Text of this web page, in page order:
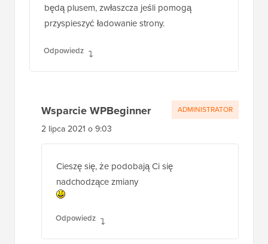
będą plusem, zwłaszcza jeśli pomogą
przyspieszyć ładowanie strony.
Odpowiedz
Wsparcie WPBeginner
2 lipca 2021 o 9:03
Cieszę się, że podobają Ci się
nadchodzące zmiany
Odpowiedz
ADMINISTRATOR